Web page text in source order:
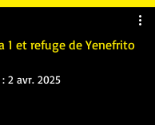
1 et refuge de Yenefrito
2 avr. 2025
sur 5.